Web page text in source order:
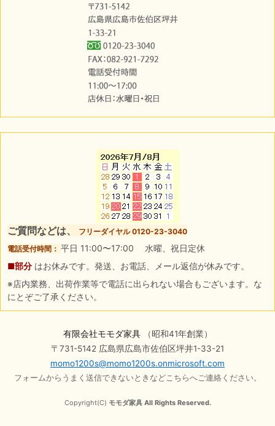
ご質問などは、
フリーダイヤル 0120-23-3040
電話受付時間： 平日 11:00〜17:00 水曜、祝日定休
■部分 はお休みです。発送、お電話、メール返信が休みです。
※店内業務、出荷作業等で電話に出られない場合もございます。な
にとぞご了承ください。
有限会社モモダ家具（昭和41年創業）
〒731-5142 広島県広島市佐伯区坪井1-33-21
momo1200s@momo1200s.onmicrosoft.com
フォームからうまく送信できないときなどこちらへご連絡ください。
Copyright(C) モモダ家具 All Rights Reserved.